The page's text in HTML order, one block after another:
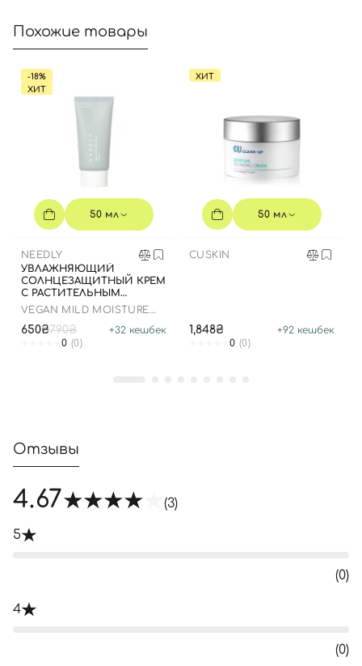
Похожие товары
-18%
ХИТ
50 мл
NEEDLY
УВЛАЖНЯЮЩИЙ
СОЛНЦЕЗАЩИТНЫЙ КРЕМ
С РАСТИТЕЛЬНЫМ
СКВАЛАНОМ, 50 МЛ
VEGAN MILD MOISTURE
650₴790₴ +32 кешбек
0 (0)
ХИТ
50 мл
CUSKIN
1,848₴ +92 кешбек
0 (0)
Отзывы
4.67 (3)
5
(0)
4
(0)
принимаете условия
Пользовательские соглашения
Войти с помощью e-mail